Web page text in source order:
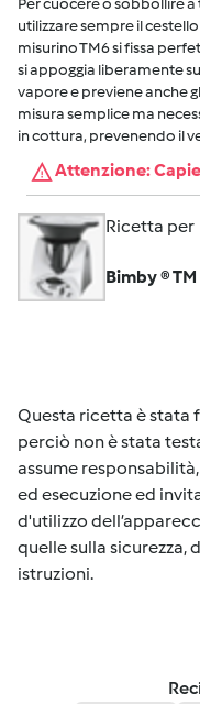
utilizzare sempre il
misurino TM6 si fissa
si appoggia liberamente
vapore e previene anche
misura semplice ma
in cottura, prevenendo il
Attenzione:
Ricetta per
Bimby ®
Questa ricetta è stata
perciò non è stata
assume
ed esecuzione ed
d'utilizzo
quelle sulla sicurezza,
istruzioni.